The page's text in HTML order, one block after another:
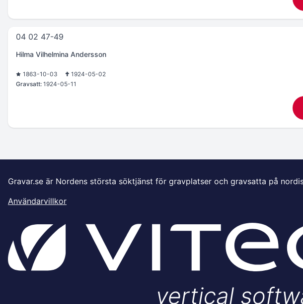
04 02 47-49
Hilma Vilhelmina Andersson
1863-10-03
1924-05-02
Gravsatt: 1924-05-11
Gravar.se är Nordens största söktjänst för gravplatser och gravsatta på
Användarvillkor